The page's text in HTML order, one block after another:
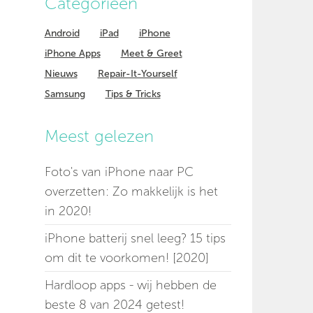
Android iPad
iPhone
iPhone Apps
Meet & Greet
Nieuws
Repair-It-Yourself
Samsung
Tips & Tricks
Meest gelezen
Foto's van iPhone naar PC
overzetten: Zo makkelijk is het
in 2020!
iPhone batterij snel leeg? 15 tips
om dit te voorkomen! [2020]
Hardloop apps - wij hebben de
beste 8 van 2024 getest!